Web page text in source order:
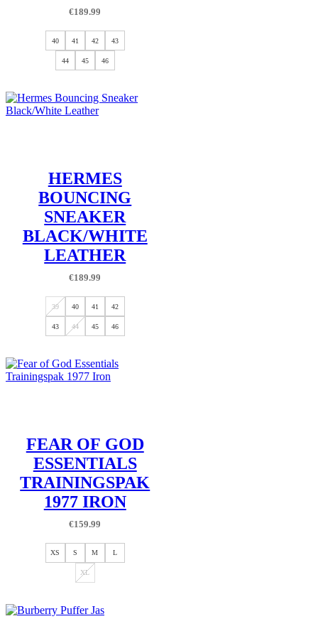
€189.99
40 41 42 43
44 45 46
HERMES
BOUNCING
SNEAKER
BLACK/WHITE
LEATHER
€189.99
39 40 41 42
43 44 45 46
FEAR OF GOD
ESSENTIALS
TRAININGSPAK
1977 IRON
€159.99
XS S M L
XL